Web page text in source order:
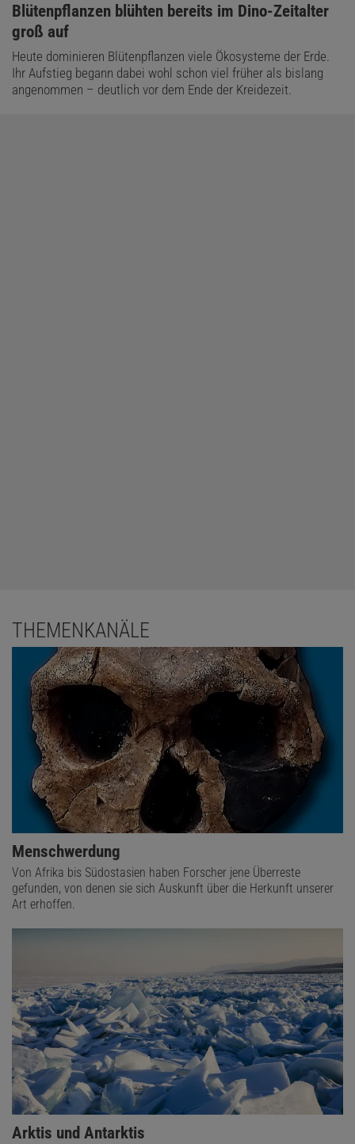
:
Blütenpflanzen blühten bereits im Dino-Zeitalter
groß auf
Heute dominieren Blütenpflanzen viele Ökosysteme der Erde.
Ihr Aufstieg begann dabei wohl schon viel früher als bislang
angenommen – deutlich vor dem Ende der Kreidezeit.
THEMENKANÄLE
Menschwerdung
Von Afrika bis Südostasien haben Forscher jene Überreste
gefunden, von denen sie sich Auskunft über die Herkunft unserer
Art erhoffen.
Arktis und Antarktis